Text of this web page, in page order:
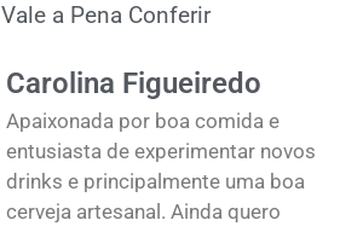
Vale a Pena Conferir
Carolina Figueiredo
Apaixonada por boa comida e
entusiasta de experimentar novos
drinks e principalmente uma boa
cerveja artesanal. Ainda quero